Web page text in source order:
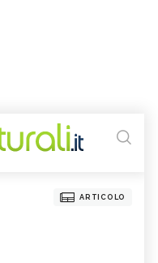
ARTICOLO